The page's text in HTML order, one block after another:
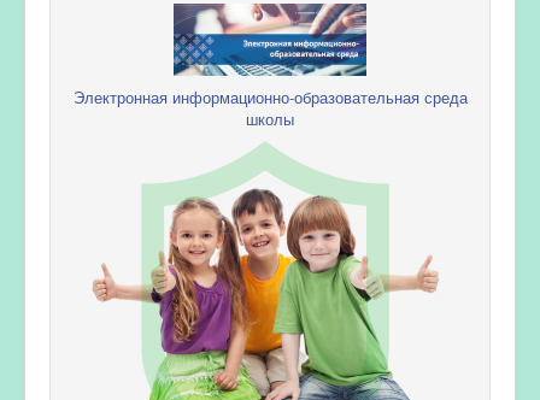
Электронная информационно-образовательная среда
школы